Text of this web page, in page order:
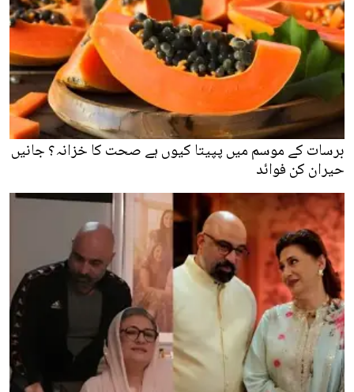
برسات کے موسم میں پپیتا کیوں ہے صحت کا خزانہ؟ جانیں
حیران کن فوائد